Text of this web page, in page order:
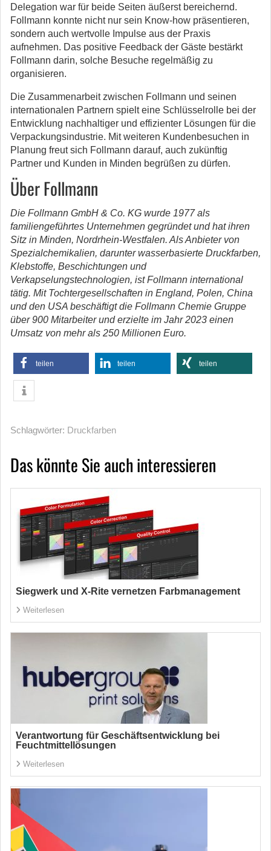
Delegation war für beide Seiten äußerst bereichernd.
Follmann konnte nicht nur sein Know-how präsentieren,
sondern auch wertvolle Impulse aus der Praxis
aufnehmen. Das positive Feedback der Gäste bestärkt
Follmann darin, solche Besuche regelmäßig zu
organisieren.
Die Zusammenarbeit zwischen Follmann und seinen
internationalen Partnern spielt eine Schlüsselrolle bei der
Entwicklung nachhaltiger und effizienter Lösungen für die
Verpackungsindustrie. Mit weiteren Kundenbesuchen in
Planung freut sich Follmann darauf, auch zukünftig
Partner und Kunden in Minden begrüßen zu dürfen.
Über Follmann
Die Follmann GmbH & Co. KG wurde 1977 als
familiengeführtes Unternehmen gegründet und hat ihren
Sitz in Minden, Nordrhein-Westfalen. Als Anbieter von
Spezialchemikalien, darunter wasserbasierte Druckfarben,
Klebstoffe, Beschichtungen und
Verkapselungstechnologien, ist Follmann international
tätig. Mit Tochtergesellschaften in England, Polen, China
und den USA beschäftigt die Follmann Chemie Gruppe
über 900 Mitarbeiter und erzielte im Jahr 2023 einen
Umsatz von mehr als 250 Millionen Euro.
teilen teilen teilen
Schlagwörter: Druckfarben
Das könnte Sie auch interessieren
Siegwerk und X-Rite vernetzen Farbmanagement
Weiterlesen
Verantwortung für Geschäftsentwicklung bei
Feuchtmittellösungen
Weiterlesen